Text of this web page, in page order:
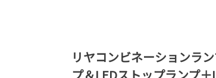
リヤコンビネーションラ